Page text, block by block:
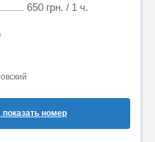
650 грн. / 1 ч.
показать номер